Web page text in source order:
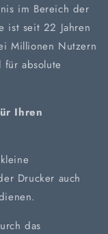
im Bereich der
ist seit 22 Jahren
Millionen Nutzern
absolute
Ihren
Drucker auch
das